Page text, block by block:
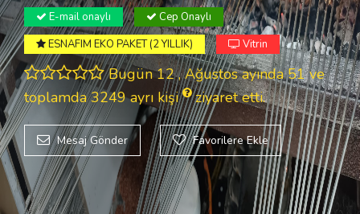
E-mail onaylı
Cep Onaylı
ESNAFIM EKO PAKET (2 YILLIK)
Vitrin
Bugün 12 , Ağustos ayında 51 ve
toplamda 3249ayrı kişi ziyaret etti.
Mesaj Gönder Favorilere Ekle